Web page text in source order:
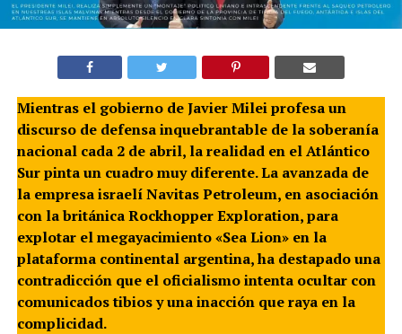
Mientras el gobierno de Javier Milei profesa un
discurso de defensa inquebrantable de la soberanía
nacional cada 2 de abril, la realidad en el Atlántico
Sur pinta un cuadro muy diferente. La avanzada de
la empresa israelí Navitas Petroleum, en asociación
con la británica Rockhopper Exploration, para
explotar el megayacimiento «Sea Lion» en la
plataforma continental argentina, ha destapado una
contradicción que el oficialismo intenta ocultar con
comunicados tibios y una inacción que raya en la
complicidad.